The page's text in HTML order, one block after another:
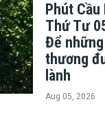
Phút Cầu
Thứ Tư
Để
thương
lành
Aug 05, 2026